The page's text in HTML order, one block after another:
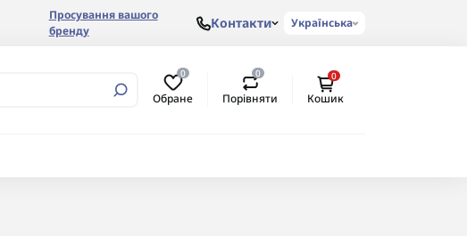
Просування вашого
бренду
Контакти Українська
0
Обране
0
Порівняти
0
Кошик